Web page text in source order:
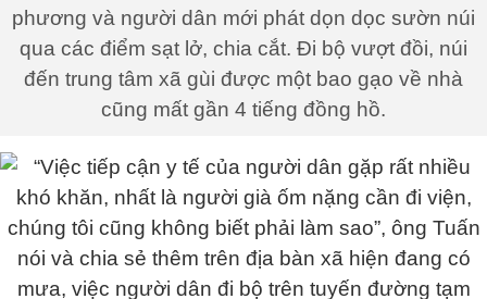
phương và người dân mới phát dọn dọc sườn núi
qua các điểm sạt lở, chia cắt. Đi bộ vượt đồi, núi
đến trung tâm xã gùi được một bao gạo về nhà
cũng mất gần 4 tiếng đồng hồ.